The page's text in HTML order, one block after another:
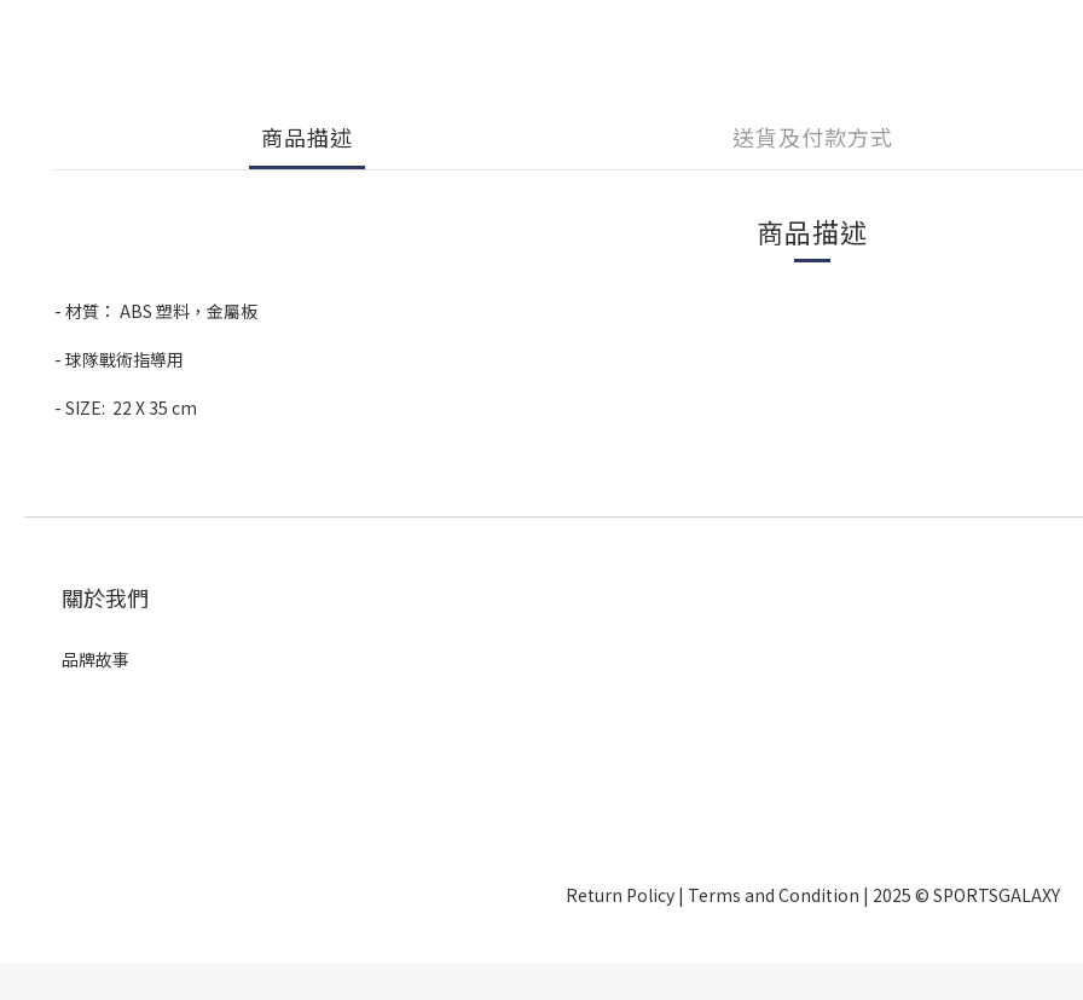
商品描述 送貨及付款方式
商品描述
- 材質： ABS 塑料，金屬板
- 球隊戰術指導用
- SIZE: 22 X 35 cm
關於我們
品牌故事
Return Policy| Terms and Condition | 2025 © SPORTSGALAXY